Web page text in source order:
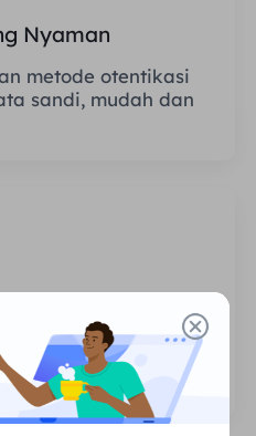
Nyaman
metode otentikasi
sandi, mudah dan
penggunaan
proxy.